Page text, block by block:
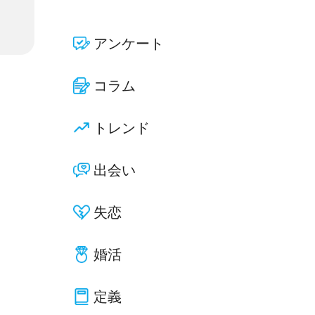
アンケート
コラム
トレンド
出会い
失恋
婚活
定義